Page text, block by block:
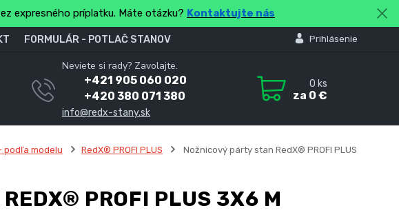
expresného príplatku. Máte otázku? Kontaktujte nás
FORMULÁR - POTLAČ STANOV Prihlásenie
Neviete si rady? Zavolajte.
+421 905 060 020
+420 380 071 380
info@redx-stany.sk
0 ks
za 0 €
podľa modelu RedX® PROFI PLUS
Nožnicový párty stan RedX® PROFI PLUS
PROFI PLUS 3X6 M